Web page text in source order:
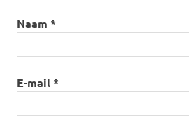
Naam *
E-mail*